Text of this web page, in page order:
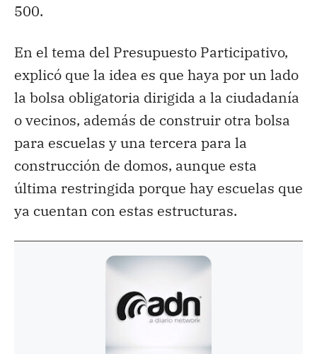
500.
En el tema del Presupuesto Participativo,
explicó que la idea es que haya por un lado
la bolsa obligatoria dirigida a la ciudadanía
o vecinos, además de construir otra bolsa
para escuelas y una tercera para la
construcción de domos, aunque esta
última restringida porque hay escuelas que
ya cuentan con estas estructuras.